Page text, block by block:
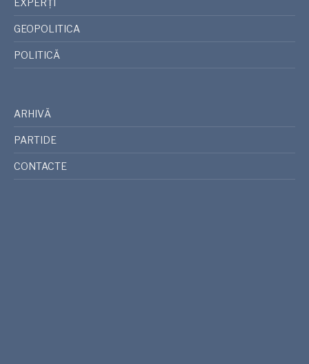
EXPERȚI
GEOPOLITICA
POLITICĂ
ARHIVĂ
PARTIDE
CONTACTE